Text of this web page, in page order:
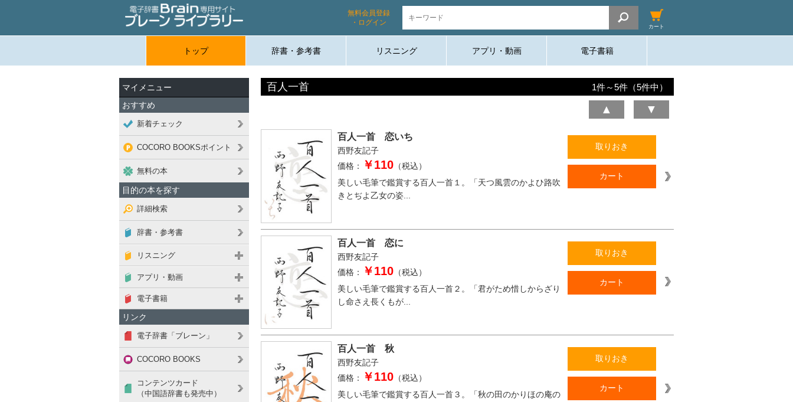
無料会員登録
・ログイン
カート
トップ 辞書・参考書 リスニング アプリ・動画 電子書籍
百人一首 1件～5件（5件中）
▲ ▼
百人一首 恋いち
西野友記子
価格：
￥110 （税込）
取りおき
カート
美しい毛筆で鑑賞する百人一首１。「天つ風雲のかよひ路吹
きとぢよ乙女の姿...
百人一首 恋に
西野友記子
価格：
￥110 （税込）
取りおき
カート
美しい毛筆で鑑賞する百人一首２。「君がため惜しからざり
し命さえ長くもが...
百人一首 秋
西野友記子
価格：
￥110 （税込）
取りおき
カート
美しい毛筆で鑑賞する百人一首３。「秋の田のかりほの庵の
マイメニュー
おすすめ
新着チェック
COCORO BOOKSポイント
無料の本
目的の本を探す
詳細検索
辞書・参考書
リスニング
アプリ・動画
電子書籍
リンク
電子辞書「ブレーン」
COCORO BOOKS
コンテンツカード
（中国語辞書も発売中）